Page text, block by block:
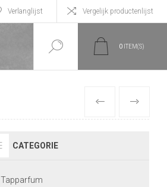
Verlanglijst Vergelijk productenlijst
0 ITEM(S)
VORIGE
CATEGORIE
Tapparfum